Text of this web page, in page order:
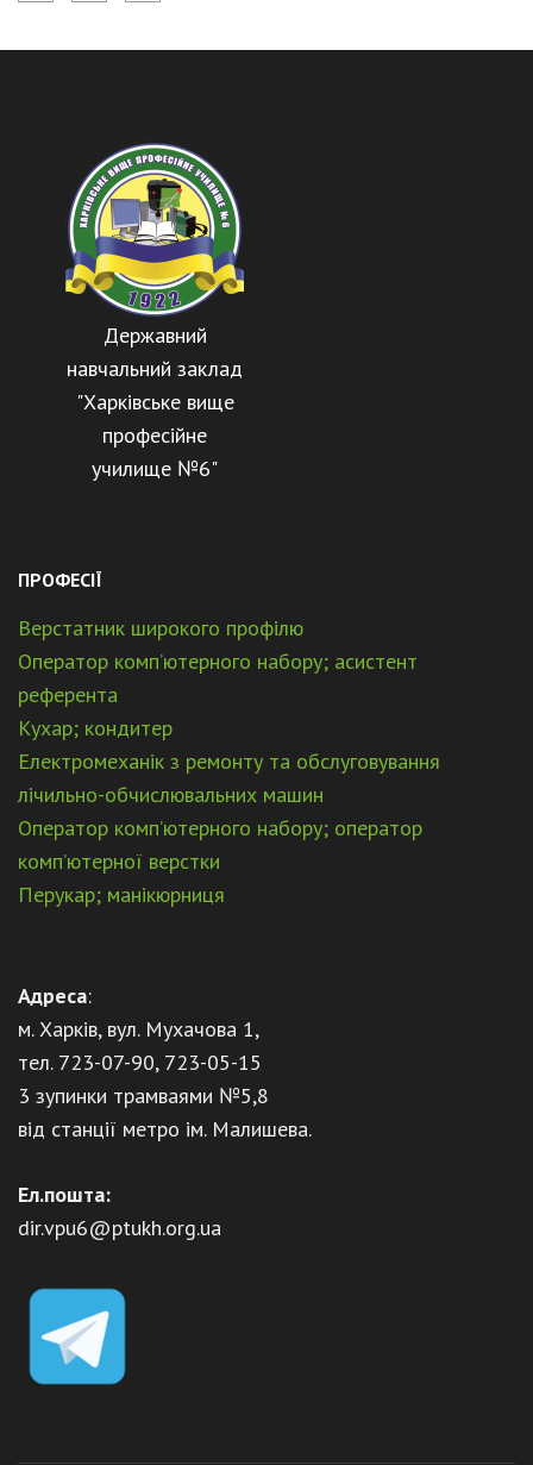
Державний
навчальний заклад
"Харківське вище
професійне
училище №6"
ПРОФЕСІЇ
Верстатник широкого профілю
Оператор комп’ютерного набору; асистент
референта
Кухар; кондитер
Електромеханік з ремонту та обслуговування
лічильно-обчислювальних машин
Оператор комп’ютерного набору; оператор
комп’ютерної верстки
Перукар; манікюрниця
Адреса:
м. Харків, вул. Мухачова 1,
тел. 723-07-90, 723-05-15
3 зупинки трамваями №5,8
від станції метро ім. Малишева.
Ел.пошта:
dir.vpu6@ptukh.org.ua